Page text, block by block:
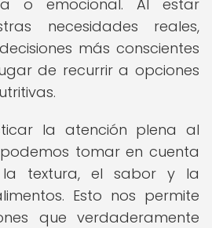
o emocional. Al estar
necesidades reales,
más conscientes
de recurrir a opciones
la atención plena al
tomar en cuenta
textura, el sabor y la
Esto nos permite
que verdaderamente